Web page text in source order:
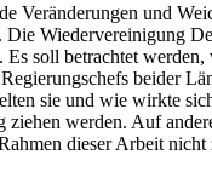
Veränderungen und
Die Wiedervereinigung
soll betrachtet
beider
sie und wie wirkte
werden. Auf
dieser Arbeit nicht